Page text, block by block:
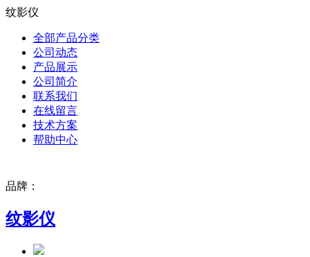
纹影仪
全部产品分类
公司动态
产品展示
公司简介
联系我们
在线留言
技术方案
帮助中心
品牌：
纹影仪